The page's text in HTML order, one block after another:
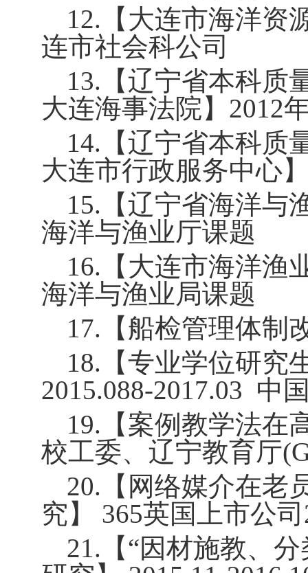
12. 【大连市海洋
连市社会科公司
13. 【辽宁省本科
大连海事法院】 2012
14. 【辽宁省本科
大连市行政服务中心
15. 【辽宁省海洋与
海洋与渔业厅课题
16. 【大连市海洋渔
海洋与渔业局课题
17. 【船检管理体制
18. 【专业学位研究
2015.088-2017.03 中
19. 【案例教学法
校工委、辽宁教育厅
20. 【网络媒介在
究】 365英国上市公司
21. 【“因材施教、